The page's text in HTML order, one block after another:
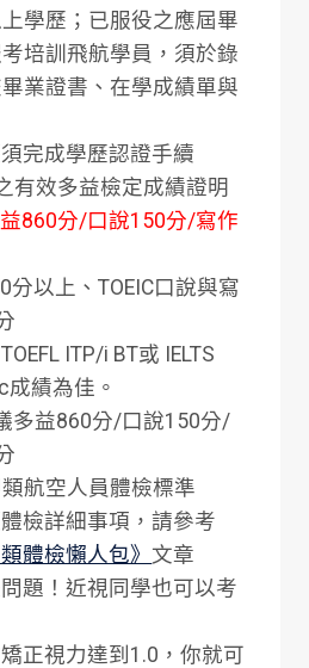
學歷；已服役之應屆畢
培訓飛航學員，須於錄
業證書、在學成績單與
完成學歷認證手續
有效多益檢定成績證明
860分/口說150分/寫作
分以上、TOEIC口說與寫
ITP/i BT或 IELTS
成績為佳。
多益860分/口說150分/
航空人員體檢標準
檢詳細事項，請參考
體檢懶人包》 文章
題！近視同學也可以考
正視力達到1.0，你就可